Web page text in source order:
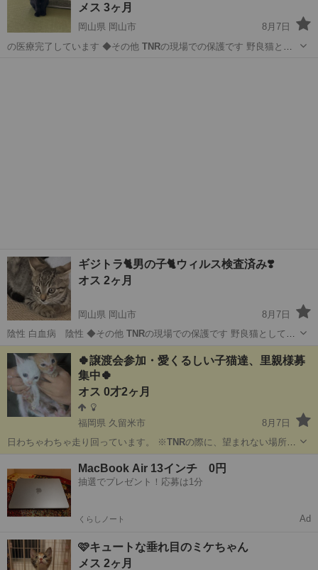
メス 3ヶ月
岡山県 岡山市
8月7日
の医療完了しています ◆その他 TNRの現場での保護です 野良猫とし
ギジトラ🐈男の子🐈ウィルス検査済み❣️
オス 2ヶ月
岡山県 岡山市
8月7日
陰性 白血病 陰性 ◆その他 TNRの現場での保護です 野良猫としての
生…
岡山 岡山市 猫 キャット
🍀譲渡会参加・愛くるしい子猫達、里親様募
集中🍀
オス 0才2ヶ月
福岡県 久留米市
8月7日
日わちゃわちゃ走り回っています。 ※TNRの際に、望まれない場所で
産まれた子猫達…
久留米市 ワクチン
MacBook Air 13インチ 0円
抽選でプレゼント！応募は1分
くらしノート Ad
🩷キュートな垂れ目のミケちゃん
メス 2ヶ月